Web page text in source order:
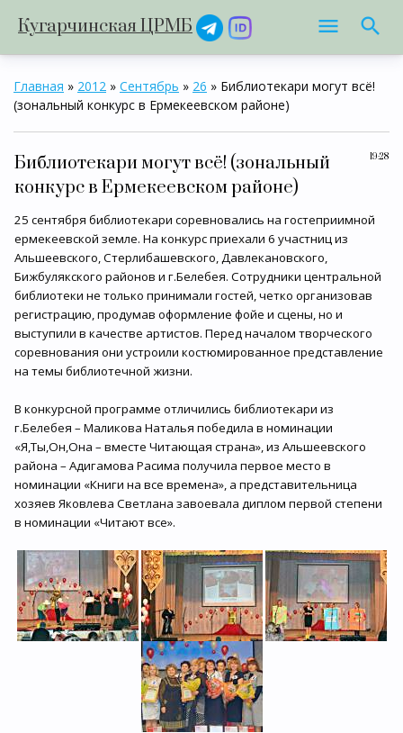
Кугарчинская ЦРМБ
Главная » 2012 » Сентябрь » 26 » Библиотекари могут всё!
(зональный конкурс в Ермекеевском районе)
19:28
Библиотекари могут всё! (зональный
конкурс в Ермекеевском районе)
25 сентября библиотекари соревновались на гостеприимной
ермекеевской земле. На конкурс приехали 6 участниц из
Альшеевского, Стерлибашевского, Давлекановского,
Бижбулякского районов и г.Белебея. Сотрудники центральной
библиотеки не только принимали гостей, четко организовав
регистрацию, продумав оформление фойе и сцены, но и
выступили в качестве артистов. Перед началом творческого
соревнования они устроили костюмированное представление
на темы библиотечной жизни.
В конкурсной программе отличились библиотекари из
г.Белебея – Маликова Наталья победила в номинации
«Я,Ты,Он,Она – вместе Читающая страна», из Альшеевского
района – Адигамова Расима получила первое место в
номинации «Книги на все времена», а представительница
хозяев Яковлева Светлана завоевала диплом первой степени
в номинации «Читают все».